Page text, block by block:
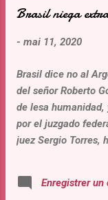
Brasil niega
- mai 11, 2020
Brasil dice no al
del señor Roberto
de lesa
por el juzgado
juez Sergio Torres,
objetivos
Enregistrer